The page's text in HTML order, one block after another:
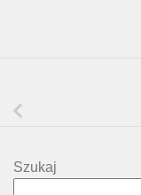
Szukaj